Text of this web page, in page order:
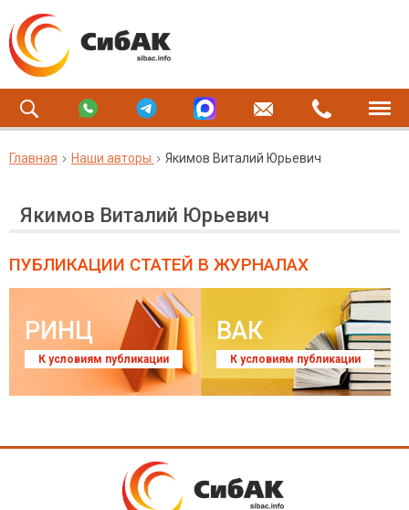
Главная Наши авторы Якимов Виталий Юрьевич
Якимов Виталий Юрьевич
ПУБЛИКАЦИИ СТАТЕЙ В ЖУРНАЛАХ
РИНЦ
К условиям публикации
ВАК
К условиям публикации